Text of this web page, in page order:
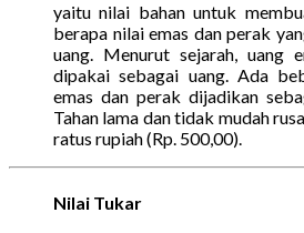
yaitu nilai bahan untuk
berapa nilai emas dan perak
uang. Menurut sejarah, uang
dipakai sebagai uang. Ada
emas dan perak dijadikan
Tahan lama dan tidak mudah
ratus rupiah (Rp. 500,00).
Nilai Tukar